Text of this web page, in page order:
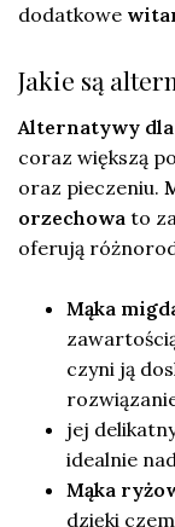
dodatkowe
Jakie są
Alternatywy
coraz większą
oraz pieczeniu.
orzechowa to
oferują
Mąka
czyni ją
jej
idealnie
Mąka
dzięki